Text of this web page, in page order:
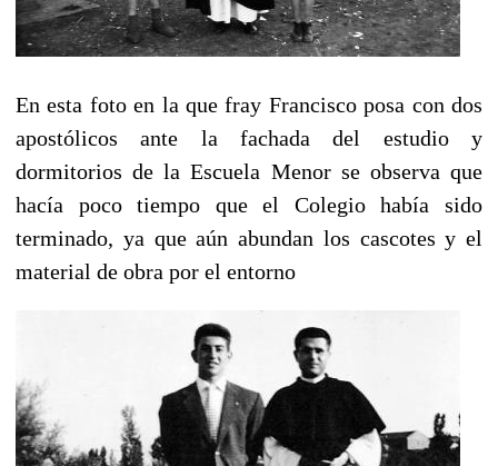
En esta foto en la que fray Franciscoposa con dos
apostólicos ante la fachada del estudio y
dormitorios de la Escuela Menor se observa que
hacía poco tiempo que el Colegiohabía sido
terminado, ya que aún abundan los cascotes y el
material de obra por el entorno